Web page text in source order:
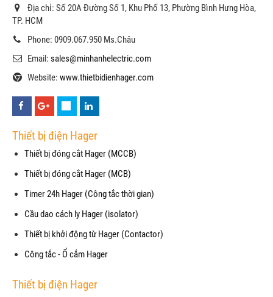
Địa chỉ: Số 20A Đường Số 1, Khu Phố 13, Phường Bình Hưng Hòa,
TP. HCM
Phone: 0909.067.950 Ms.Châu
Email: sales@minhanhelectric.com
Website: www.thietbidienhager.com
Thiết bị điện Hager
Thiết bị đóng cắt Hager (MCCB)
Thiết bị đóng cắt Hager (MCB)
Timer 24h Hager (Công tắc thời gian)
Cầu dao cách ly Hager (isolator)
Thiết bị khởi động từ Hager (Contactor)
Công tắc - Ổ cắm Hager
Thiết bị điện Hager